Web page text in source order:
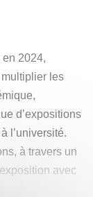
2024,
multiplier les
d’expositions
l’université.
à travers un
avec